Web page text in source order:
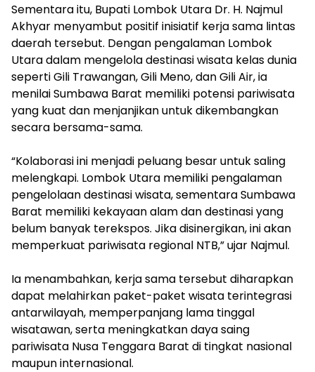
Sementara itu, Bupati Lombok Utara Dr. H. Najmul
Akhyar menyambut positif inisiatif kerja sama lintas
daerah tersebut. Dengan pengalaman Lombok
Utara dalam mengelola destinasi wisata kelas dunia
seperti Gili Trawangan, Gili Meno, dan Gili Air, ia
menilai Sumbawa Barat memiliki potensi pariwisata
yang kuat dan menjanjikan untuk dikembangkan
secara bersama-sama.
“Kolaborasi ini menjadi peluang besar untuk saling
melengkapi. Lombok Utara memiliki pengalaman
pengelolaan destinasi wisata, sementara Sumbawa
Barat memiliki kekayaan alam dan destinasi yang
belum banyak terekspos. Jika disinergikan, ini akan
memperkuat pariwisata regional NTB,” ujar Najmul.
Ia menambahkan, kerja sama tersebut diharapkan
dapat melahirkan paket-paket wisata terintegrasi
antarwilayah, memperpanjang lama tinggal
wisatawan, serta meningkatkan daya saing
pariwisata Nusa Tenggara Barat di tingkat nasional
maupun internasional.